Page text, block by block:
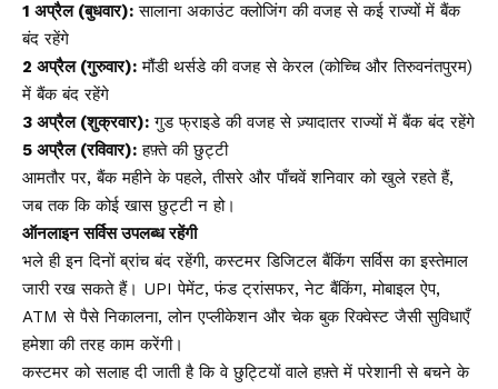
1 अप्रैल (बुधवार): सालाना अकाउंट क्लोजिंग की वजह से कई राज्यों में बैंक
बंद रहेंगे
2 अप्रैल (गुरुवार): मौंडी थर्सडे की वजह से केरल (कोच्चि और तिरुवनंतपुरम)
में बैंक बंद रहेंगे
3 अप्रैल (शुक्रवार): गुड फ्राइडे की वजह से ज़्यादातर राज्यों में बैंक बंद रहेंगे
5 अप्रैल (रविवार): हफ़्ते की छुट्टी
आमतौर पर, बैंक महीने के पहले, तीसरे और पाँचवें शनिवार को खुले रहते हैं,
जब तक कि कोई खास छुट्टी न हो।
ऑनलाइन सर्विस उपलब्ध रहेंगी
भले ही इन दिनों ब्रांच बंद रहेंगी, कस्टमर डिजिटल बैंकिंग सर्विस का इस्तेमाल
जारी रख सकते हैं। UPI पेमेंट, फंड ट्रांसफर, नेट बैंकिंग, मोबाइल ऐप,
ATM से पैसे निकालना, लोन एप्लीकेशन और चेक बुक रिक्वेस्ट जैसी सुविधाएँ
हमेशा की तरह काम करेंगी।
कस्टमर को सलाह दी जाती है कि वे छुट्टियों वाले हफ़्ते में परेशानी से बचने के